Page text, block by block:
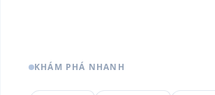
KHÁM PHÁ NHANH